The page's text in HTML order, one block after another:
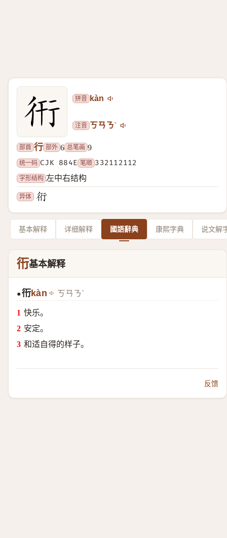
拼音 kàn
注音 ㄎㄢㄋˋ
部首 行 部外 6 总笔画 9
统一码 CJK 884E 笔顺 332112112
字形结构 左中右结构
异体
基本解释 详细解释 國語辭典 康熙字典 说文解
衎基本解释
●衎kàn ㄎㄢㄋˋ
快乐。
安定。
和适自得的样子。
反馈